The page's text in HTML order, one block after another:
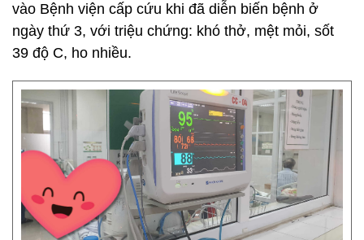
vào Bệnh viện cấp cứu khi đã diễn biến bệnh ở
ngày thứ 3, với triệu chứng: khó thở, mệt mỏi, sốt
39 độ C, ho nhiều.